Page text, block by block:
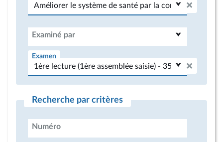
Examiné par
Examen
Recherche par critères
Numéro